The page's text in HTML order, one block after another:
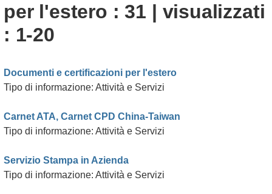
per l'estero : 31 | visualizzati
: 1-20
Documenti e certificazioni per l'estero
Tipo di informazione: Attività e Servizi
Carnet ATA, Carnet CPD China-Taiwan
Tipo di informazione: Attività e Servizi
Servizio Stampa in Azienda
Tipo di informazione: Attività e Servizi